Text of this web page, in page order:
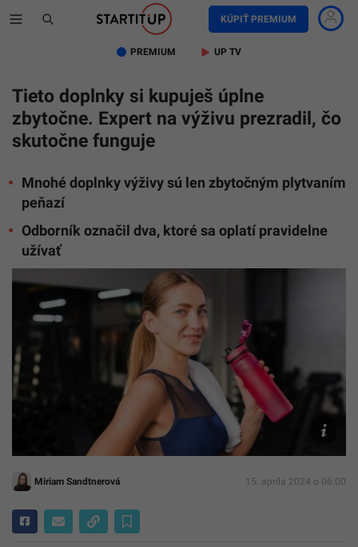
KÚPIŤ PREMIUM
PREMIUM UP TV
Tieto doplnky si kupuješ úplne
zbytočne. Expert na výživu prezradil, čo
skutočne funguje
Mnohé doplnky výživy sú len zbytočným plytvaním
peňazí
Odborník označil dva, ktoré sa oplatí pravidelne
užívať
freepik
Miriam Sandtnerová 15. apríla 2024 o 06:00